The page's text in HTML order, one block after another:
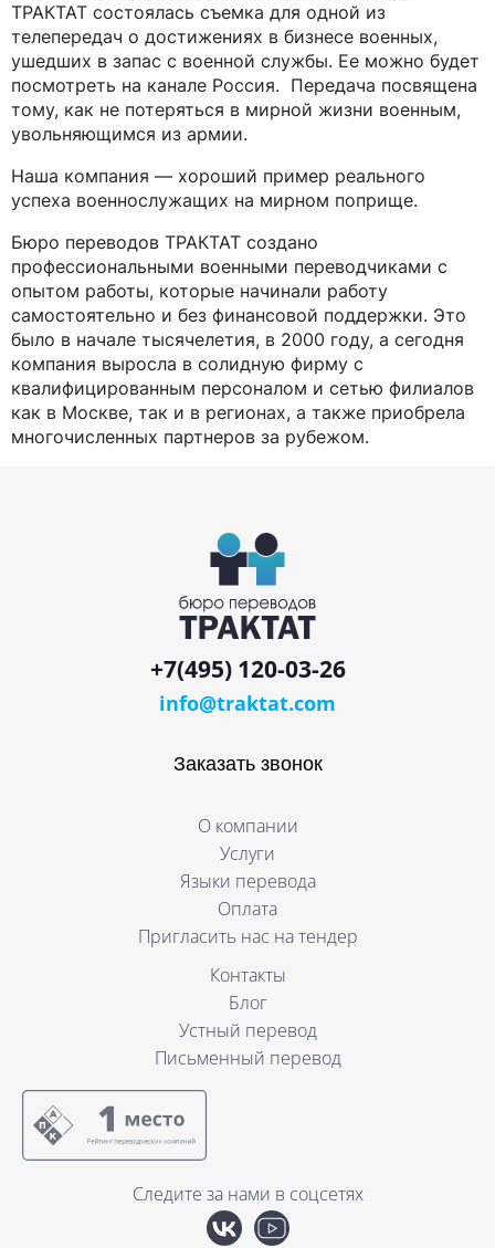
ТРАКТАТ состоялась съемка для одной из
телепередач о достижениях в бизнесе военных,
ушедших в запас с военной службы. Ее можно будет
посмотреть на канале Россия. Передача посвящена
тому, как не потеряться в мирной жизни военным,
увольняющимся из армии.
Наша компания — хороший пример реального
успеха военнослужащих на мирном поприще.
Бюро переводов ТРАКТАТ создано
профессиональными военными переводчиками с
опытом работы, которые начинали работу
самостоятельно и без финансовой поддержки. Это
было в начале тысячелетия, в 2000 году, а сегодня
компания выросла в солидную фирму с
квалифицированным персоналом и сетью филиалов
как в Москве, так и в регионах, а также приобрела
многочисленных партнеров за рубежом.
Заказать звонок
О компании
Услуги
Языки перевода
Оплата
Пригласить нас на тендер
Контакты
Блог
Устный перевод
Письменный перевод
+7(495) 120-03-26
info@traktat.com
Следите за нами в соцсетях